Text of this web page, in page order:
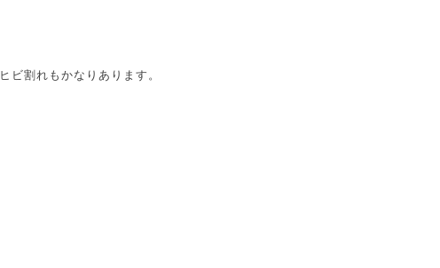
ヒビ割れもかなりあります。